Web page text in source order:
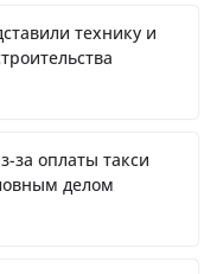
технику и
за оплаты такси
делом